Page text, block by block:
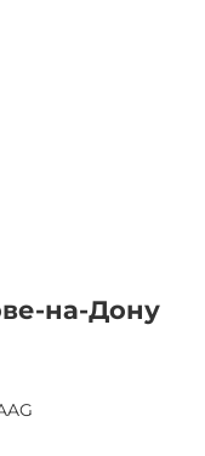
в Ростове-на-Дону